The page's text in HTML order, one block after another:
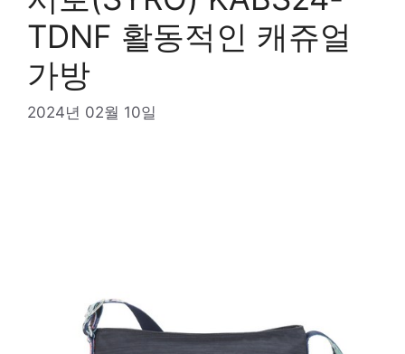
TDNF 활동적인 캐쥬얼
가방
2024년 02월 10일